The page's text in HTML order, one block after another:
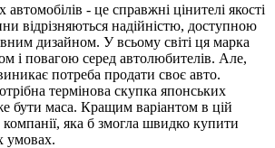
- це справжні цінителі якості
відрізняються надійністю, доступною
дизайном. У всьому світі ця марка
і повагою серед автолюбителів. Але,
потреба продати своє авто.
термінова скупка японських
бути маса. Кращим варіантом в цій
компанії, яка б змогла швидко купити
умовах.